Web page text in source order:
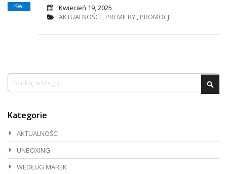
Kwi
Kwiecień 19, 2025
AKTUALNOŚCI , PREMIERY , PROMOCJE
Szukaj
Kategorie
AKTUALNOŚCI
UNBOXING
WEDŁUG MAREK